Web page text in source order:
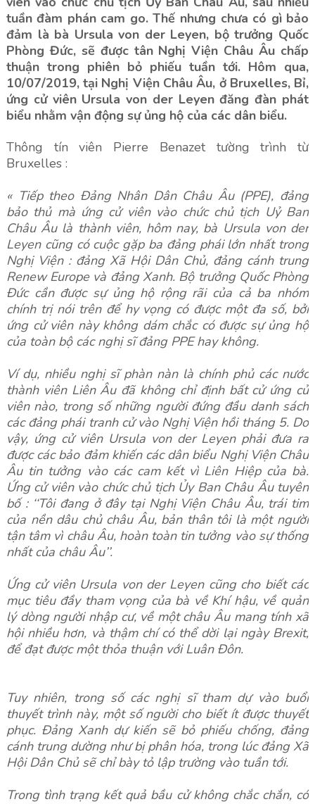
tuần đàm phán cam go. Thế nhưng chưa có gì bảo
đảm là bà Ursula von der Leyen, bộ trưởng Quốc
Phòng Đức, sẽ được tân Nghị Viện Châu Âu chấp
thuận trong phiên bỏ phiếu tuần tới. Hôm qua,
10/07/2019, tại Nghị Viện Châu Âu, ở Bruxelles, Bỉ,
ứng cử viên Ursula von der Leyen đăng đàn phát
biểu nhằm vận động sự ủng hộ của các dân biểu.
Thông tín viên Pierre Benazet tường trình từ
Bruxelles :
« Tiếp theo Đảng Nhân Dân Châu Âu (PPE), đảng
bảo thủ mà ứng cử viên vào chức chủ tịch Uỷ Ban
Châu Âu là thành viên, hôm nay, bà Ursula von der
Leyen cũng có cuộc gặp ba đảng phái lớn nhất trong
Nghị Viện : đảng Xã Hội Dân Chủ, đảng cánh trung
Renew Europe và đảng Xanh. Bộ trưởng Quốc Phòng
Đức cần được sự ủng hộ rộng rãi của cả ba nhóm
chính trị nói trên để hy vọng có được một đa số, bởi
ứng cử viên này không dám chắc có được sự ủng hộ
của toàn bộ các nghị sĩ đảng PPE hay không.
Ví dụ, nhiều nghị sĩ phàn nàn là chính phủ các nước
thành viên Liên Âu đã không chỉ định bất cử ứng cử
viên nào, trong số những người đứng đầu danh sách
các đảng phái tranh cử vào Nghị Viện hồi tháng 5. Do
vậy, ứng cử viên Ursula von der Leyen phải đưa ra
được các bảo đảm khiến các dân biểu Nghị Viện Châu
Âu tin tưởng vào các cam kết vì Liên Hiệp của bà.
Ứng cử viên vào chức chủ tịch Ủy Ban Châu Âu tuyên
bố : ‘‘Tôi đang ở đây tại Nghị Viện Châu Âu, trái tim
của nền dâu chủ châu Âu, bản thân tôi là một người
tận tâm vì châu Âu, hoàn toàn tin tưởng vào sự thống
nhất của châu Âu’’.
Ứng cử viên Ursula von der Leyen cũng cho biết các
mục tiêu đầy tham vọng của bà về Khí hậu, về quản
lý dòng người nhập cư, về một châu Âu mang tính xã
hội nhiều hơn, và thậm chí có thể dời lại ngày Brexit,
để đạt được một thỏa thuận với Luân Đôn.
Tuy nhiên, trong số các nghị sĩ tham dự vào buổi
thuyết trình này, một số người cho biết ít được thuyết
phục. Đảng Xanh dự kiến sẽ bỏ phiếu chống, đảng
cánh trung dường như bị phân hóa, trong lúc đảng Xã
Hội Dân Chủ sẽ chỉ bày tỏ lập trường vào tuần tới.
Trong tình trạng kết quả bầu cử không chắc chắn, có